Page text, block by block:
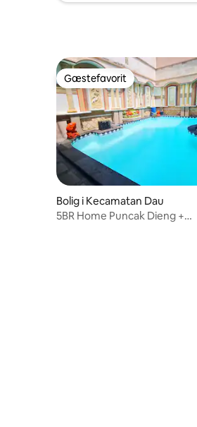
Gæstefavorit
Gæstefavorit
Bolig i Kecamatan Dau
5BR Home Puncak Dieng +